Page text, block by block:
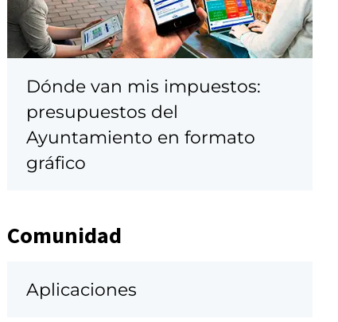
Dónde van mis impuestos:
presupuestos del
Ayuntamiento en formato
gráfico
Comunidad
Aplicaciones